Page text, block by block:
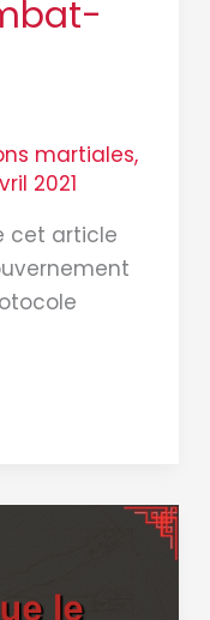
martiales,
2021
cet article